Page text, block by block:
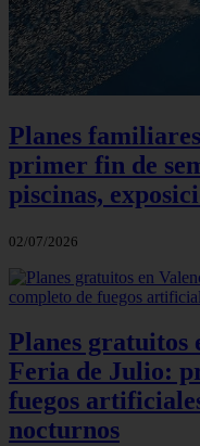
Planes
primer fin de
piscinas,
02/07/2026
Planes gratuitos
Feria de Julio:
fuegos
nocturnos